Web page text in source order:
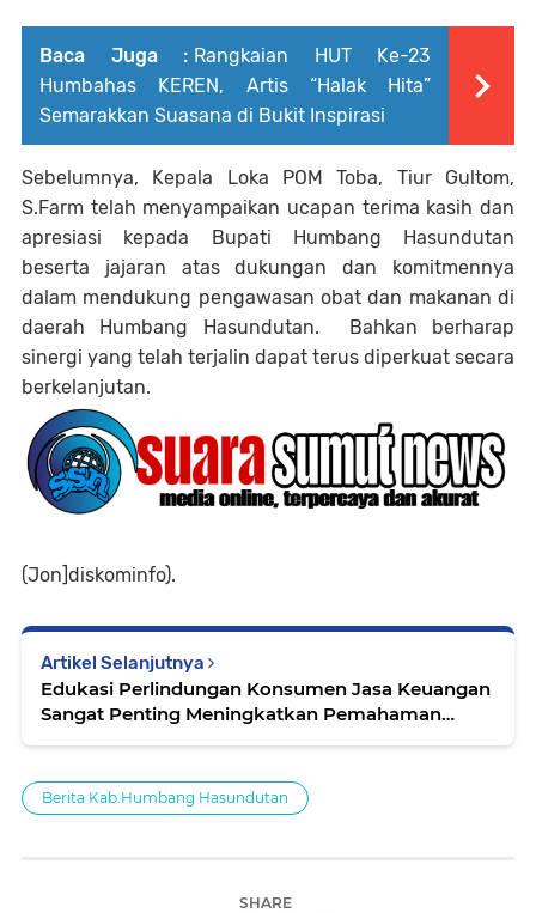
Baca Juga : Rangkaian HUT Ke-23
Humbahas KEREN, Artis “Halak Hita”
Semarakkan Suasana di Bukit Inspirasi
Sebelumnya, Kepala Loka POM Toba, Tiur Gultom,
S.Farm telah menyampaikan ucapan terima kasih dan
apresiasi kepada Bupati Humbang Hasundutan
beserta jajaran atas dukungan dan komitmennya
dalam mendukung pengawasan obat dan makanan di
daerah Humbang Hasundutan. Bahkan berharap
sinergi yang telah terjalin dapat terus diperkuat secara
berkelanjutan.
(Jon]diskominfo).
Artikel Selanjutnya
Edukasi Perlindungan Konsumen Jasa Keuangan
Sangat Penting Meningkatkan Pemahaman
Berita Kab.Humbang Hasundutan
SHARE